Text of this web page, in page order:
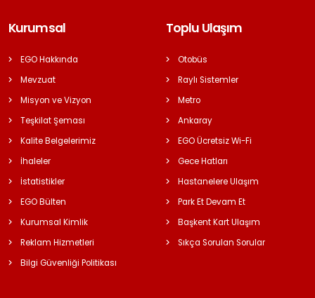
Kurumsal
EGO Hakkında
Mevzuat
Misyon ve Vizyon
Teşkilat Şeması
Kalite Belgelerimiz
İhaleler
İstatistikler
EGO Bülten
Kurumsal Kimlik
Reklam Hizmetleri
Bilgi Güvenliği Politikası
Toplu Ulaşım
Otobüs
Raylı Sistemler
Metro
Ankaray
EGO Ücretsiz Wi-Fi
Gece Hatları
Hastanelere Ulaşım
Park Et Devam Et
Başkent Kart Ulaşım
Sıkça Sorulan Sorular